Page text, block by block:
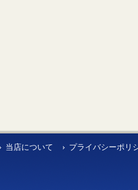
当店について プライバシーポリ